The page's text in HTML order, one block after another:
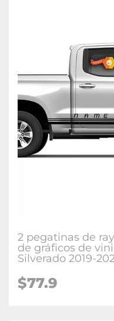
2 pegatinas de
de gráficos de
Silverado 2019-
$77.9